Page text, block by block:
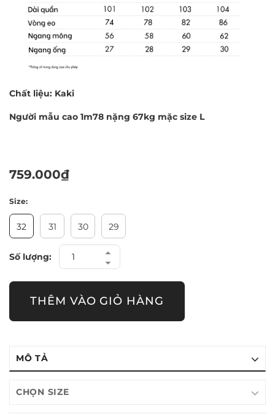
Chất liệu: Kaki
Người mẫu cao 1m78 nặng 67kg mặc size L
759.000₫
Size:
32 31 30 29
Số lượng:
THÊM VÀO GIỎ HÀNG
MÔ TẢ
CHỌN SIZE